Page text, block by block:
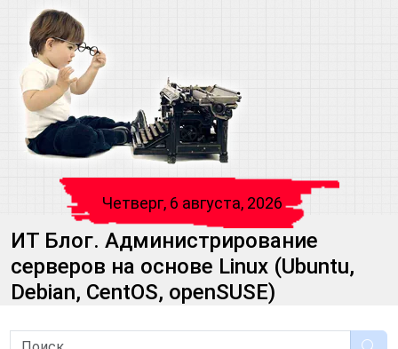
Четверг, 6 августа, 2026
ИТ Блог. Администрирование
серверов на основе Linux (Ubuntu,
Debian, CentOS, openSUSE)